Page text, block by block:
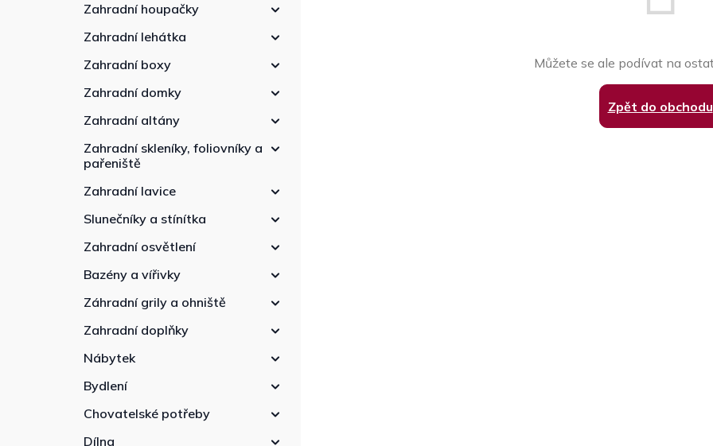
Zahradní houpačky
Zahradní lehátka
Zahradní boxy
Zahradní domky
Zahradní altány
Zahradní skleníky, foliovníky a
pařeniště
Zahradní lavice
Slunečníky a stínítka
Zahradní osvětlení
Bazény a vířivky
Záhradní grily a ohniště
Zahradní doplňky
Nábytek
Bydlení
Chovatelské potřeby
Dílna
Můžete se ale podívat na
Zpět do obchodu